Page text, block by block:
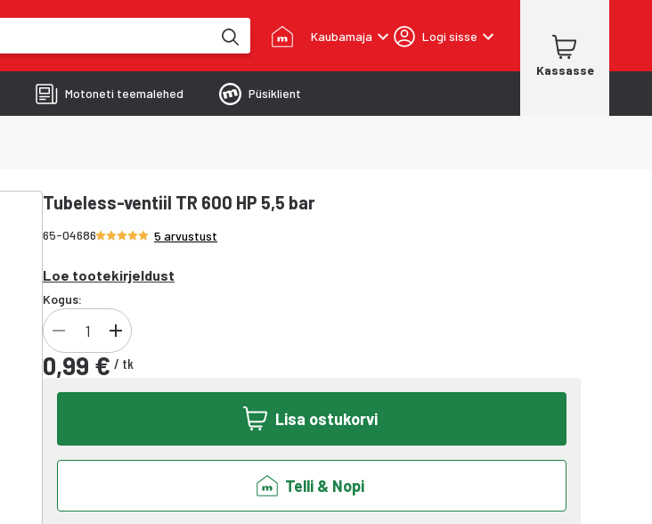
Kaubamaja Logi sisse
Kassasse
Motoneti teemalehed Püsiklient
Tubeless-ventiil TR 600 HP 5,5 bar
65-04686Hinnang 4.8/5 tähte
5 arvustust
Loe tootekirjeldust
Kogus:
0,99 € / tk
Lisa ostukorvi
Telli & Nopi